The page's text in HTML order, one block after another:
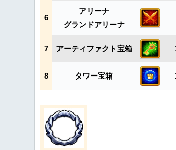
6
アリーナ
グランドアリーナ
7 アーティファクト宝箱
8 タワー宝箱